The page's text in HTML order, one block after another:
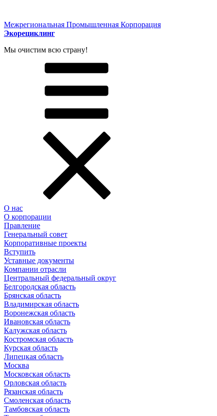
Межрегиональная Промышленная Корпорация
Экорециклинг
Мы очистим всю страну!
О нас
О корпорации
Правление
Генеральный совет
Корпоративные проекты
Вступить
Уставные документы
Компании отрасли
Центральный федеральный округ
Белгородская область
Брянская область
Владимирская область
Воронежская область
Ивановская область
Калужская область
Костромская область
Курская область
Липецкая область
Москва
Московская область
Орловская область
Рязанская область
Смоленская область
Тамбовская область